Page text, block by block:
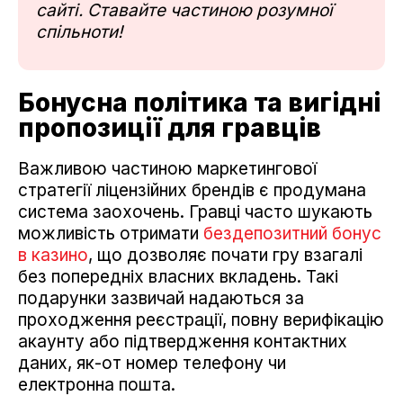
сайті. Ставайте частиною розумної
спільноти!
Бонусна політика та вигідні
пропозиції для гравців
Важливою частиною маркетингової
стратегії ліцензійних брендів є продумана
система заохочень. Гравці часто шукають
можливість отримати бездепозитний бонус
в казино, що дозволяє почати гру взагалі
без попередніх власних вкладень. Такі
подарунки зазвичай надаються за
проходження реєстрації, повну верифікацію
акаунту або підтвердження контактних
даних, як-от номер телефону чи
електронна пошта.